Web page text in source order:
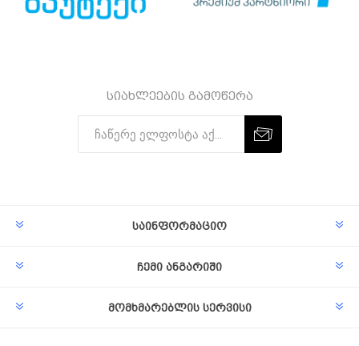
სიახლეების გამოწერა
საინფორმაციო
ჩემი ანგარიში
მომხმარებლის სერვისი